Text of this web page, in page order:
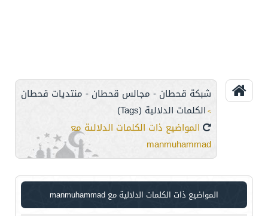
شبكة قحطان - مجالس قحطان - منتديات قحطان
> الكلمات الدلالية (Tags)
المواضيع ذات الكلمات الدلالية مع
manmuhammad
المواضيع ذات الكلمات الدلالية مع manmuhammad